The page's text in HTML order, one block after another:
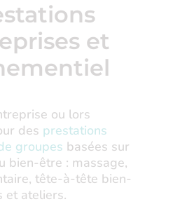
et
ou lors
des prestations
groupes basées sur
bien-être : massage,
tête-à-tête bien-
et ateliers.